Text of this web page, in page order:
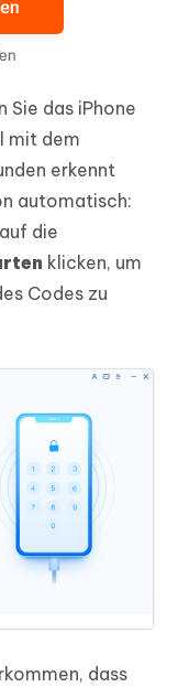
Sie das iPhone
mit dem
erkennt
automatisch:
die
klicken, um
Codes zu
dass